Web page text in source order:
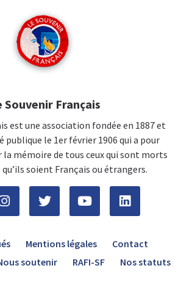
Souvenir Français
est une association fondée en 1887 et
publique le 1er février 1906 qui a pour
mémoire de tous ceux qui sont morts
soient Français ou étrangers.
Mentions légales
Contact
soutenir RAFI-SF Nos statuts